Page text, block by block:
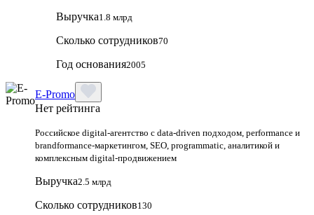
Выручка1.8 млрд
Сколько сотрудников70
Год основания2005
E-Promo
Нет рейтинга
Российское digital-агентство с data-driven подходом, performance и
brandformance-маркетингом, SEO, programmatic, аналитикой и
комплексным digital-продвижением
Выручка2.5 млрд
Сколько сотрудников130